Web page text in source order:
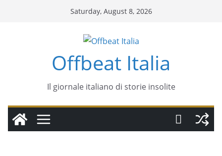
Saturday, August 8, 2026
Offbeat Italia
Il giornale italiano di storie insolite